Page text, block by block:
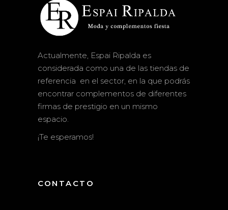
Actualmente, Espai Ripalda es
considerada como una de las tiendas de
referencia en el sector, en la que podrás
encontrar complementos de diferentes
firmas de prestigio en un mismo
espacio.
¡Te esperamos!
CONTACTO